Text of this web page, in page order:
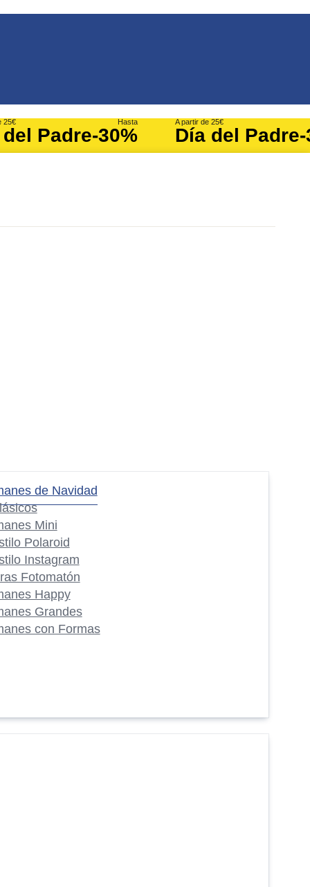
25€
Padre
Hasta
-30%
A partir de 25€
Día del Padre
de Navidad
Mini
Polaroid
Instagram
Fotomatón
Happy
Grandes
con Formas